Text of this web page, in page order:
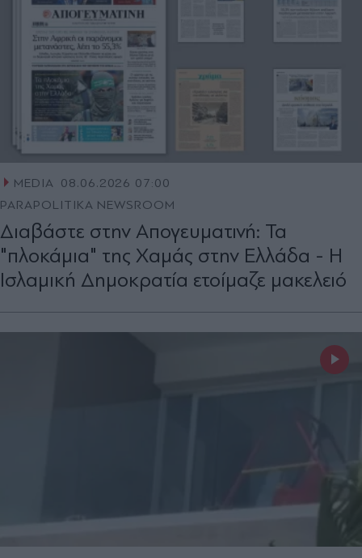
MEDIA 08.06.2026 07:00
PARAPOLITIKA NEWSROOM
Διαβάστε στην Απογευματινή: Τα
"πλοκάμια" της Χαμάς στην Ελλάδα - Η
Ισλαμική Δημοκρατία ετοίμαζε μακελειό